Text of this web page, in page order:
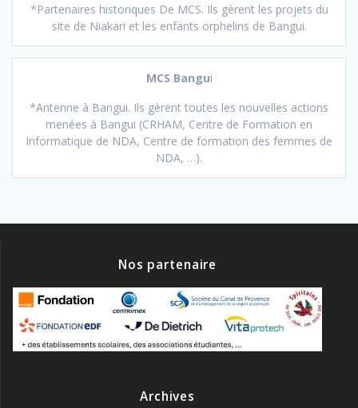
*Partenaires historiques De MCS. Ils gèrent les projets du
site de Niakari et les enfants orphelins de Bangui.
MCS Bangui
*Antenne à Bangui. Ils gèrent toutes les nouvelles actions
menées à Bangui (CRHAM, Centre de Formation en
Informatique de NDA, Centre de formation des femmes de
NDA, …).
Nos partenaire
Archives